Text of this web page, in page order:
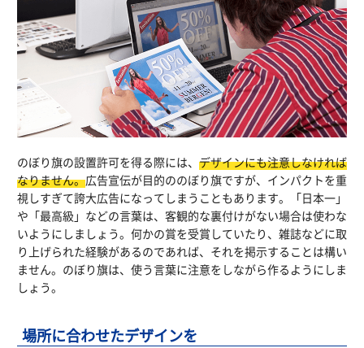
のぼり旗の設置許可を得る際には、 デザインにも注意しなければ
なりません。広告宣伝が目的ののぼり旗ですが、インパクトを重
視しすぎて誇大広告になってしまうこともあります。「日本一」
や「最高級」などの言葉は、客観的な裏付けがない場合は使わな
いようにしましょう。何かの賞を受賞していたり、雑誌などに取
り上げられた経験があるのであれば、それを掲示することは構い
ません。のぼり旗は、使う言葉に注意をしながら作るようにしま
しょう。
場所に合わせたデザインを